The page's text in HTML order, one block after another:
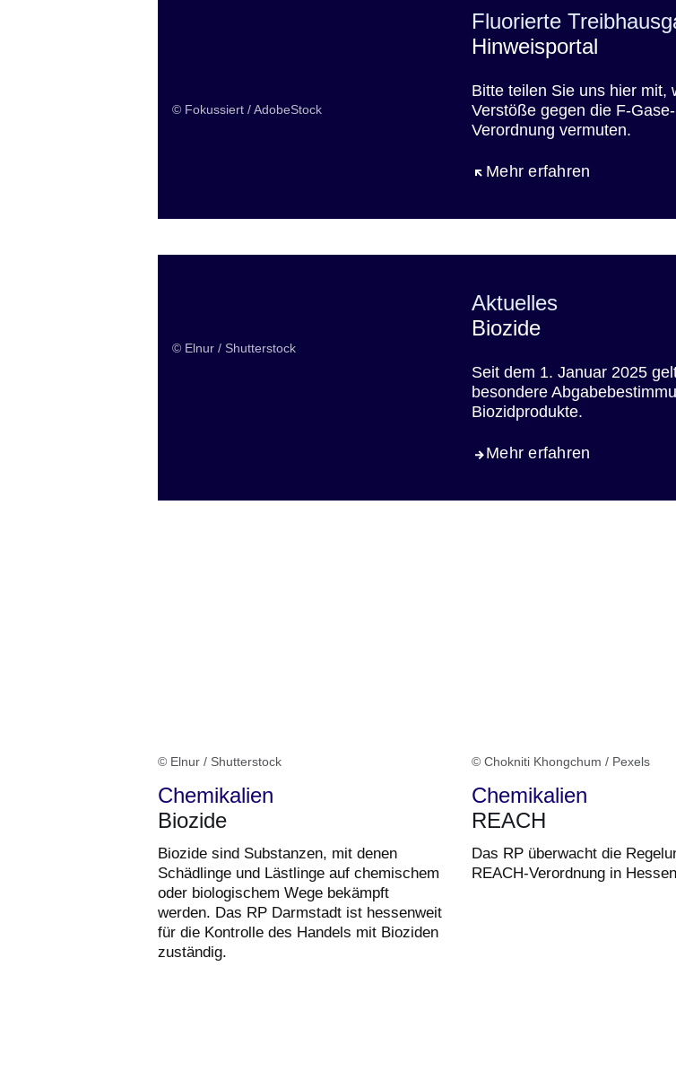
© Fokussiert / AdobeStock
Fluorierte
Hinweisportal
Bitte teilen Sie uns hier mit,
Verstöße gegen die F-Gase-
Verordnung vermuten.
Mehr erfahren
Öffnet sich in einem neuen
© Elnur / Shutterstock
Aktuelles
Biozide
Seit dem 1. Januar 2025
besondere
Biozidprodukte.
Mehr erfahren
© Elnur / Shutterstock
Chemikalien
Biozide
Biozide sind Substanzen, mit denen
Schädlinge und Lästlinge auf chemischem
oder biologischem Wege bekämpft
werden. Das RP Darmstadt ist hessenweit
für die Kontrolle des Handels mit Bioziden
zuständig.
© Chokniti Khongchum / Pexels
Chemikalien
REACH
Das RP überwacht die
REACH-Verordnung in